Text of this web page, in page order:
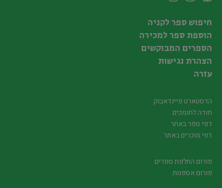
חיפוש ספר לקניה
הוספת ספר למכירה
הספרים המבוקשים
הצהרת נגישות
עזרה
הדסטארט פיינדאבוק
תודה לתומכים
דפי ספר באתר
דפי מוכרים באתר
פורום החלפת ספרים
פורום אספנות